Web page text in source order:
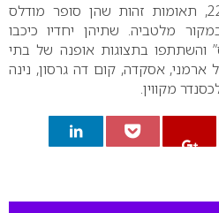
איוה ואידה אניוליטה, בנות 22, תאומות זהות שהן סופר מודלס
מלטביה. שתיהן יחדיו כיכבו
והשתתפו בתצוגות אופנה של בתי
ארמני, אסקדה, קום דה גרסון, נינה
מקווין.